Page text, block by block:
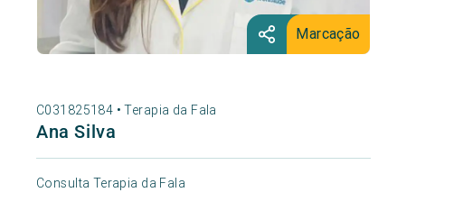
Marcação
C031825184 •Terapia da Fala
Ana Silva
Consulta Terapia da Fala